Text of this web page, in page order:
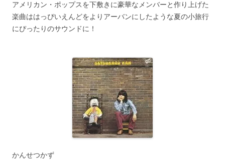
アメリカン・ポップスを下敷きに豪華なメンバーと作り上げた
楽曲ははっぴいえんどをよりアーバンにしたような夏の小旅行
にぴったりのサウンドに！
かんせつかず